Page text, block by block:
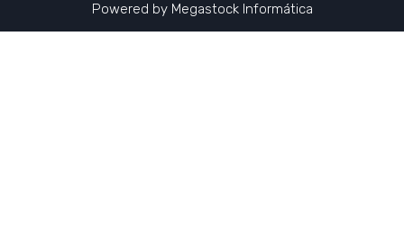
Powered by Megastock Informática